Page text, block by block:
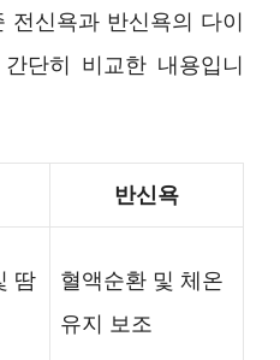
신욕과 반신욕의 다이
단히 비교한 내용입니
반신욕
땀
혈액순환 및 체온
유지 보조